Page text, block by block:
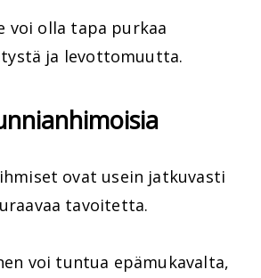
voi olla tapa purkaa
ja levottomuutta.
ovat usein jatkuvasti
tavoitetta.
voi tuntua epämukavalta,